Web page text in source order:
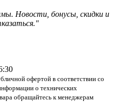
Новости, бонусы, скидки и
офертой в соответствии со
о технических
обращайтесь к менеджерам